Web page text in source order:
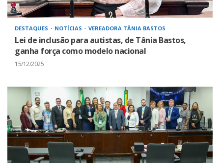
DESTAQUES NOTÍCIAS VEREADORA TÂNIA BASTOS
Lei de inclusão para autistas, de Tânia Bastos,
ganha força como modelo nacional
15/12/2025